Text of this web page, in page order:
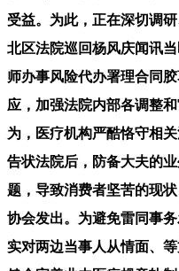
受益。为此，正在深切调
北区法院巡回杨风庆闻讯
师办事风险代办署理合同
应，加强法院内部各调整
为，医疗机构严酷恪守相
告状法院后，防备大夫的
题，导致消费者坚苦的现
协会发出。为避免雷同事
实对两边当事人从情面、